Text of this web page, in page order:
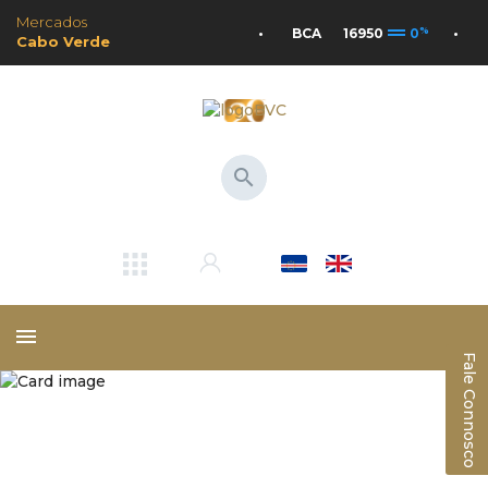
Mercados
Cabo Verde
BCA 16950drag_handle0 %
search
menu
Fale Connosco